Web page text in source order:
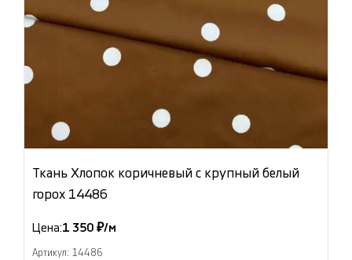
Ткань Хлопок коричневый с крупный белый
горох 14486
Цена:1 350 ₽/м
Артикул: 14486